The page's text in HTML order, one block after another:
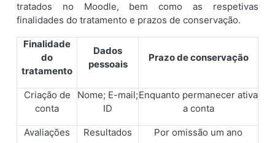
tratados no Moodle, bem como as respetivas
finalidades do tratamento e prazos de conservação.
Finalidade
do
tratamento
Dados
pessoais
Prazo de conservação
Criação de
conta
Nome; E-mail;
ID
Enquanto permanecer ativa
a conta
Avaliações Resultados Por omissão um ano